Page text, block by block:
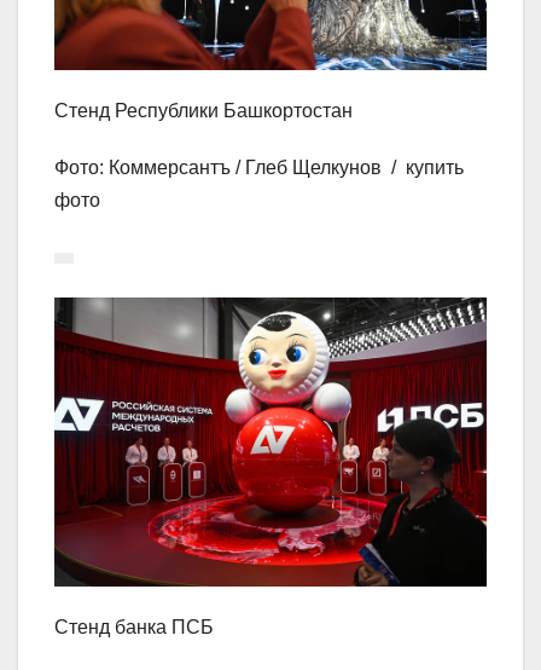
Стенд Республики Башкортостан
Фото: Коммерсантъ / Глеб Щелкунов / купить
фото
Стенд банка ПСБ